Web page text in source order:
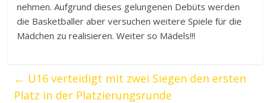
nehmen. Aufgrund dieses gelungenen Debüts werden
die Basketballer aber versuchen weitere Spiele für die
Mädchen zu realisieren. Weiter so Mädels!!!
← U16 verteidigt mit zwei Siegen den ersten
Platz in der Platzierungsrunde